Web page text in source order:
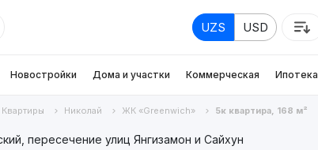
UZS USD
Новостройки Дома и участки Коммерческая Ипотека
Николай ЖК «Greenwich» 5к квартира, 168 м²
пересечение улиц Янгизамон и Сайхун